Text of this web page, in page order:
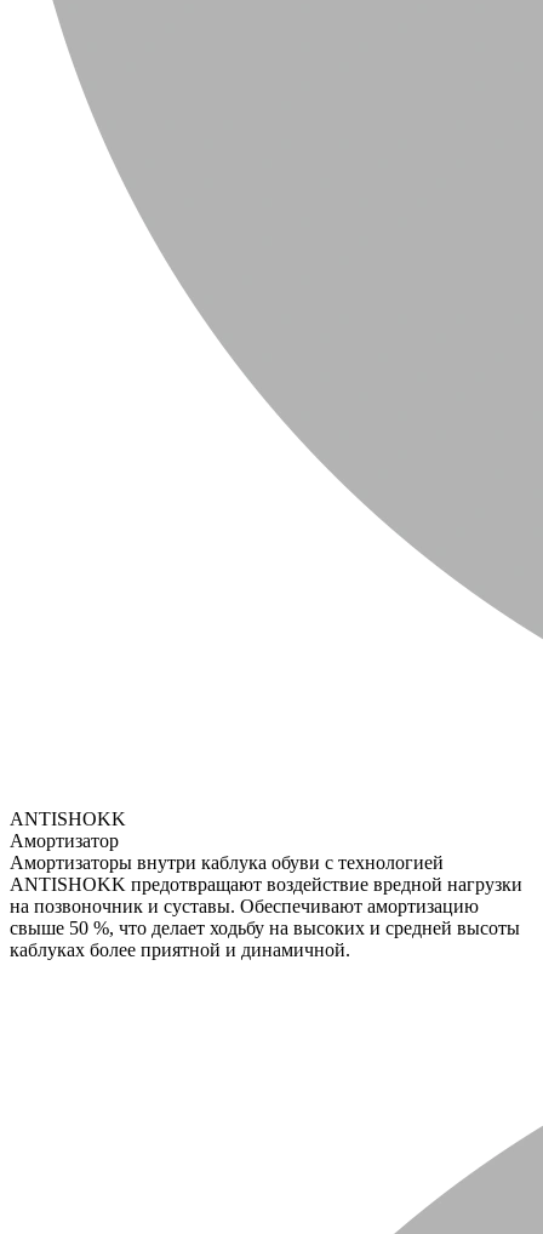
ANTISHOKK
Амортизатор
Амортизаторы внутри каблука обуви с технологией
ANTISHOKK предотвращают воздействие вредной нагрузки
на позвоночник и суставы. Обеспечивают амортизацию
свыше 50 %, что делает ходьбу на высоких и средней высоты
каблуках более приятной и динамичной.